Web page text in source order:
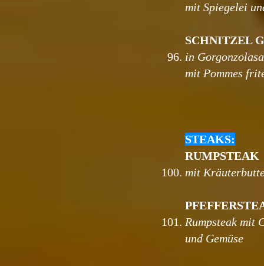
96.
100.
101.
mit Spiegelei
SCHNITZEL
in
mit Pommes
STEAKS:
RUMPSTEAK
mit
Rumpsteak mit
und Gemüse